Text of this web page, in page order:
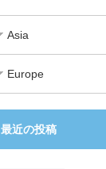
Asia
Europe
最近の投稿